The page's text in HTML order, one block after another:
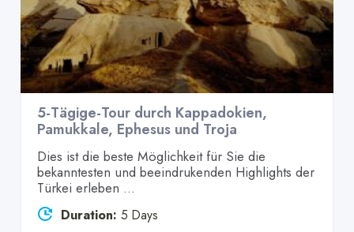
5-Tägige-Tour durch Kappadokien,
Pamukkale, Ephesus und Troja
Dies ist die beste Möglichkeit für Sie die
bekanntesten und beeindrukenden Highlights der
Türkei erleben ...
Duration: 5 Days